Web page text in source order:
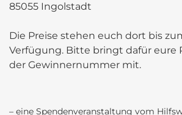
85055 Ingolstadt
Die Preise stehen euch dort bis
Verfügung. Bitte bringt dafür eure
der Gewinnernummer mit.
– eine Spendenveranstaltung vom